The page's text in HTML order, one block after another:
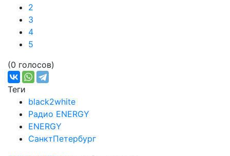
2
3
4
5
(0 голосов)
Теги
black2white
Радио ENERGY
ENERGY
СанктПетербург